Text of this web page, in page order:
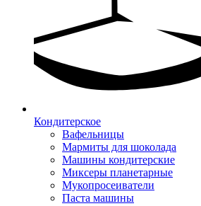
Кондитерское
Вафельницы
Мармиты для шоколада
Машины кондитерские
Миксеры планетарные
Мукопросеиватели
Паста машины